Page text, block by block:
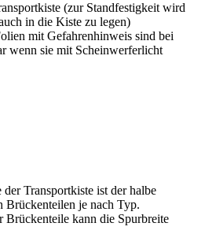
(zur Standfestigkeit wird
in die Kiste zu legen)
mit Gefahrenhinweis sind bei
wenn sie mit Scheinwerferlicht
Transportkiste ist der halbe
Brückenteilen je nach Typ.
Brückenteile kann die Spurbreite